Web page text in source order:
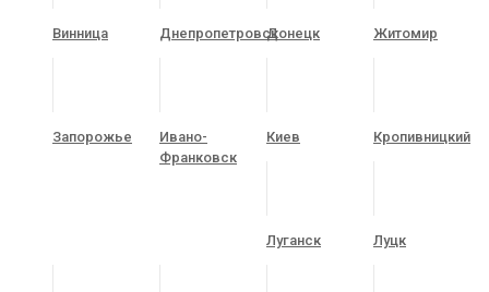
Винница ДнепропетровскДонецк Житомир
Запорожье
Ивано-
Франковск
Киев Кропивницкий
Луганск Луцк